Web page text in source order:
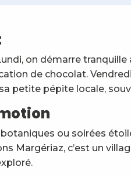
on démarre
de chocolat.
petite pépite locale,
ou soirées
Margériaz, c’est un